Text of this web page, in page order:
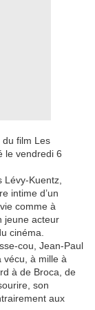
du film Les
le vendredi 6
Kuentz,
intime d’un
comme à
jeune acteur
cinéma.
cou, Jean-Paul
vécu, à mille à
à de Broca, de
son
aux